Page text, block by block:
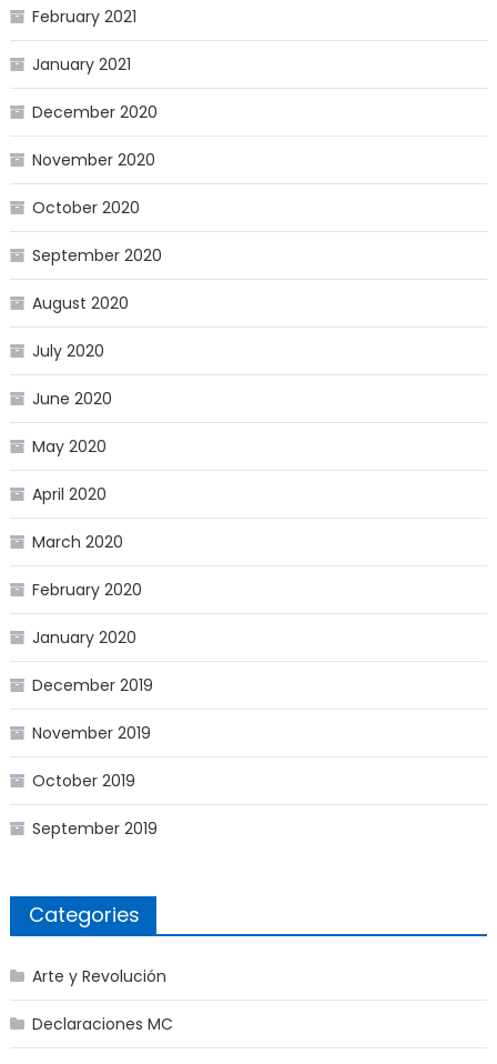
February 2021
January 2021
December 2020
November 2020
October 2020
September 2020
August 2020
July 2020
June 2020
May 2020
April 2020
March 2020
February 2020
January 2020
December 2019
November 2019
October 2019
September 2019
Categories
Arte y Revolución
Declaraciones MC